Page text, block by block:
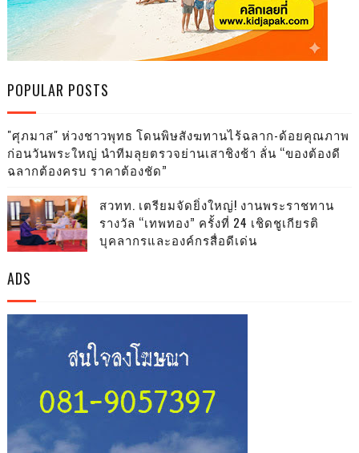
POPULAR POSTS
"ศุภมาส" ห่วงชาวพุทธ โดนพิษสังฆทานไร้ฉลาก-ด้อยคุณภาพ
ก่อนวันพระใหญ่ นำทีมลุยตรวจย่านเสาชิงช้า ลั่น “ของต้องดี
ฉลากต้องครบ ราคาต้องชัด”
สวทท. เตรียมจัดยิ่งใหญ่! งานพระราชทาน
รางวัล “เทพทอง” ครั้งที่ 24 เชิดชูเกียรติ
บุคลากรและองค์กรสื่อดีเด่น
ADS